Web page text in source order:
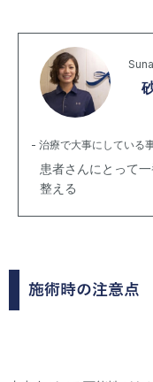
- 治療で大事にしている
患者さんにとって
整える
施術時の注意点